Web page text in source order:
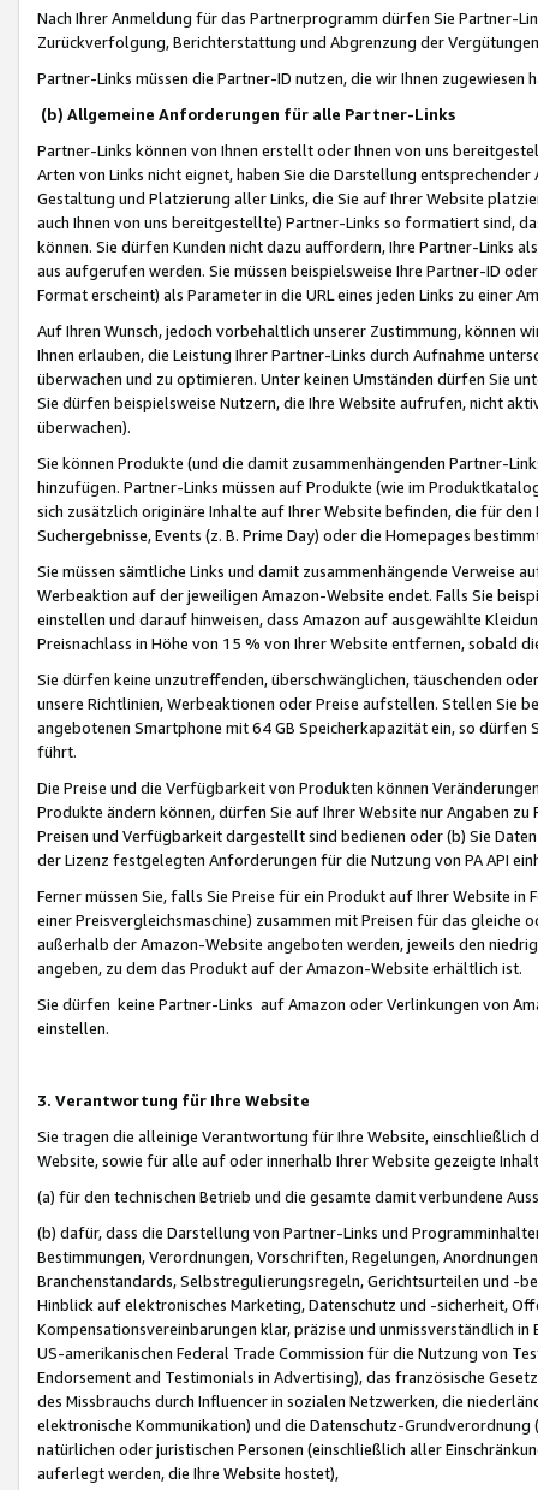
Nach Ihrer Anmeldung für das Partnerprogramm dürfen Sie Partner-
Zurückverfolgung, Berichterstattung und Abgrenzung der
Partner-Links müssen die Partner-ID nutzen, die wir Ihnen zugewiesen
(b) Allgemeine Anforderungen für alle Partner-Links
Partner-Links können von Ihnen erstellt oder Ihnen von uns
Arten von Links nicht eignet, haben Sie die Darstellung
Gestaltung und Platzierung aller Links, die Sie auf Ihrer Website
auch Ihnen von uns bereitgestellte) Partner-Links so formatiert sind,
können. Sie dürfen Kunden nicht dazu auffordern, Ihre Partner-Links
aus aufgerufen werden. Sie müssen beispielsweise Ihre Partner-ID
Format erscheint) als Parameter in die URL eines jeden Links zu einer
Auf Ihren Wunsch, jedoch vorbehaltlich unserer Zustimmung, können
Ihnen erlauben, die Leistung Ihrer Partner-Links durch Aufnahme
überwachen und zu optimieren. Unter keinen Umständen dürfen Sie
Sie dürfen beispielsweise Nutzern, die Ihre Website aufrufen, nicht
überwachen).
Sie können Produkte (und die damit zusammenhängenden Partner-
hinzufügen. Partner-Links müssen auf Produkte (wie im
sich zusätzlich originäre Inhalte auf Ihrer Website befinden, die für
Suchergebnisse, Events (z. B. Prime Day) oder die Homepages
Sie müssen sämtliche Links und damit zusammenhängende
Werbeaktion auf der jeweiligen Amazon-Website endet. Falls Sie
einstellen und darauf hinweisen, dass Amazon auf ausgewählte
Preisnachlass in Höhe von 15 % von Ihrer Website entfernen, sobald
Sie dürfen keine unzutreffenden, überschwänglichen, täuschenden
unsere Richtlinien, Werbeaktionen oder Preise aufstellen. Stellen Sie
angebotenen Smartphone mit 64 GB Speicherkapazität ein, so dürfen
führt.
Die Preise und die Verfügbarkeit von Produkten können
Produkte ändern können, dürfen Sie auf Ihrer Website nur Angaben
Preisen und Verfügbarkeit dargestellt sind bedienen oder (b) Sie
der Lizenz festgelegten Anforderungen für die Nutzung von PA API
Ferner müssen Sie, falls Sie Preise für ein Produkt auf Ihrer Website
einer Preisvergleichsmaschine) zusammen mit Preisen für das
außerhalb der Amazon-Website angeboten werden, jeweils den
angeben, zu dem das Produkt auf der Amazon-Website erhältlich ist.
Sie dürfen keine Partner-Links auf Amazon oder Verlinkungen von
einstellen.
3. Verantwortung für Ihre Website
Sie tragen die alleinige Verantwortung für Ihre Website,
Website, sowie für alle auf oder innerhalb Ihrer Website gezeigte
(a) für den technischen Betrieb und die gesamte damit verbundene
(b) dafür, dass die Darstellung von Partner-Links und
Bestimmungen, Verordnungen, Vorschriften, Regelungen,
Branchenstandards, Selbstregulierungsregeln, Gerichtsurteilen und -
Hinblick auf elektronisches Marketing, Datenschutz und -sicherheit,
Kompensationsvereinbarungen klar, präzise und unmissverständlich
US-amerikanischen Federal Trade Commission für die Nutzung von
Endorsement and Testimonials in Advertising), das französische
des Missbrauchs durch Influencer in sozialen Netzwerken, die
elektronische Kommunikation) und die Datenschutz-
natürlichen oder juristischen Personen (einschließlich aller
auferlegt werden, die Ihre Website hostet),